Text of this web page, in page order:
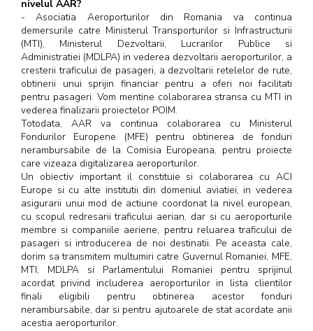
nivelul AAR?
- Asociatia Aeroporturilor din Romania va continua
demersurile catre Ministerul Transporturilor si Infrastructurii
(MTI), Ministerul Dezvoltarii, Lucrarilor Publice si
Administratiei (MDLPA) in vederea dezvoltarii aeroporturilor, a
cresterii traficului de pasageri, a dezvoltarii retelelor de rute,
obtinerii unui sprijin financiar pentru a oferi noi facilitati
pentru pasageri. Vom mentine colaborarea stransa cu MTI in
vederea finalizarii proiectelor POIM.
Totodata, AAR va continua colaborarea cu Ministerul
Fondurilor Europene (MFE) pentru obtinerea de fonduri
nerambursabile de la Comisia Europeana, pentru proiecte
care vizeaza digitalizarea aeroporturilor.
Un obiectiv important il constituie si colaborarea cu ACI
Europe si cu alte institutii din domeniul aviatiei, in vederea
asigurarii unui mod de actiune coordonat la nivel european,
cu scopul redresarii traficului aerian, dar si cu aeroporturile
membre si companiile aeriene, pentru reluarea traficului de
pasageri si introducerea de noi destinatii. Pe aceasta cale,
dorim sa transmitem multumiri catre Guvernul Romaniei, MFE,
MTI, MDLPA si Parlamentului Romaniei pentru sprijinul
acordat privind includerea aeroporturilor in lista clientilor
finali eligibili pentru obtinerea acestor fonduri
nerambursabile, dar si pentru ajutoarele de stat acordate anii
acestia aeroporturilor.